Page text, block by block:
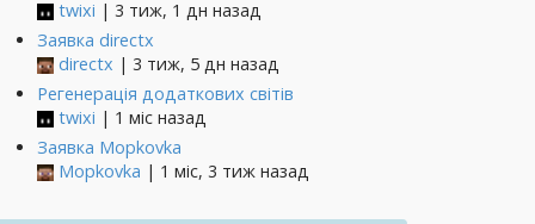
twixi | 3 тиж, 1 дн назад
Заявка directx
directx | 3 тиж, 5 дн назад
Регенерація додаткових світів
twixi | 1 міс назад
Заявка Mopkovka
Mopkovka | 1 міс, 3 тиж назад